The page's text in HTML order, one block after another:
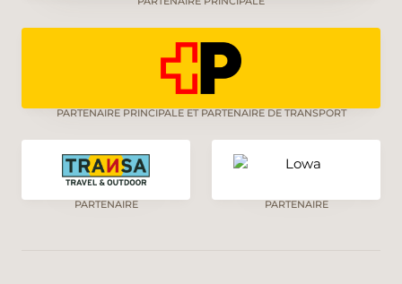
PARTENAIRE PRINCIPALE ET PARTENAIRE DE TRANSPORT
PARTENAIRE PARTENAIRE